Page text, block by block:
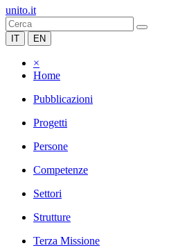
unito.it
IT EN
×
Home
Pubblicazioni
Progetti
Persone
Competenze
Settori
Strutture
Terza Missione